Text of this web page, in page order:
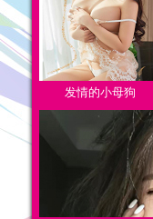
发情的小母狗